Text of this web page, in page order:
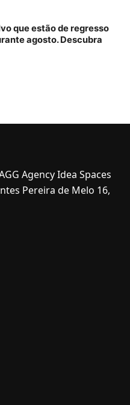
que estão de regresso
agosto. Descubra
Agency Idea Spaces
Pereira de Melo 16,